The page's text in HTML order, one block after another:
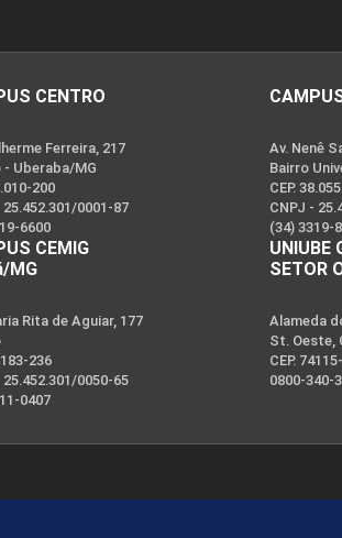
CENTRO
Ferreira, 217
- Uberaba/MG
200
25.452.301/0001-87
6600
CEMIG
MG
Rita de Aguiar, 177
236
25.452.301/0050-65
0407
Av. Nenê
Bairro
CEP.
CNPJ -
(34) 3319-
UNIUBE
SETOR
Alameda
St. Oeste,
CEP.
0800-340-